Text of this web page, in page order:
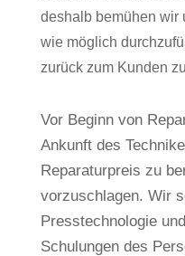
deshalb bemühen wir
wie möglich
zurück zum Kunden
Vor Beginn von
Ankunft des
Reparaturpreis zu
vorzuschlagen. Wir
Presstechnologie
Schulungen des